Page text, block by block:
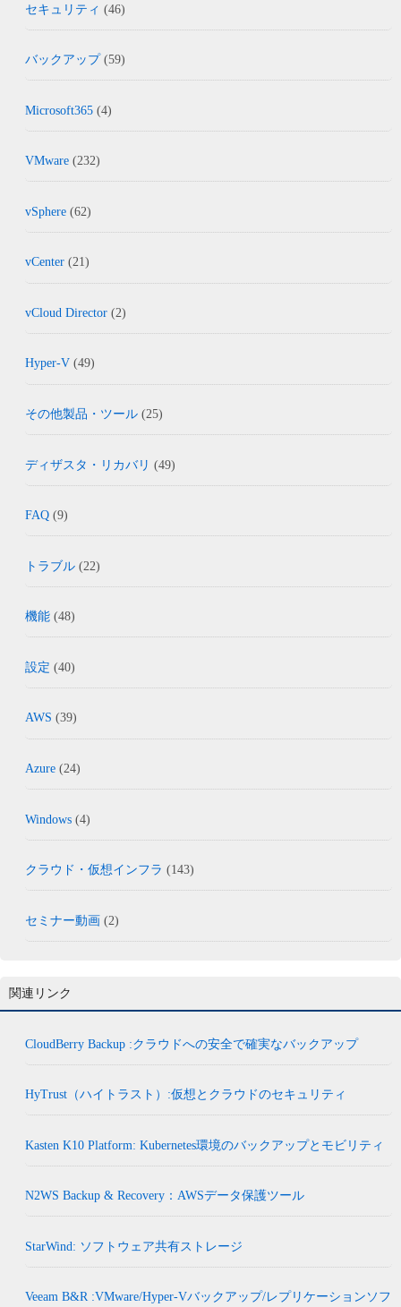
セキュリティ (46)
バックアップ(59)
Microsoft365 (4)
VMware (232)
vSphere (62)
vCenter (21)
vCloud Director (2)
Hyper-V (49)
その他製品・ツール (25)
ディザスタ・リカバリ (49)
FAQ (9)
トラブル (22)
機能 (48)
設定 (40)
AWS (39)
Azure (24)
Windows (4)
クラウド・仮想インフラ (143)
セミナー動画 (2)
関連リンク
CloudBerry Backup :クラウドへの安全で確実なバックアップ
HyTrust（ハイトラスト）:仮想とクラウドのセキュリティ
Kasten K10 Platform: Kubernetes環境のバックアップとモビリティ
N2WS Backup & Recovery：AWSデータ保護ツール
StarWind: ソフトウェア共有ストレージ
Veeam B&R :VMware/Hyper-Vバックアップ/レプリケーションソフ